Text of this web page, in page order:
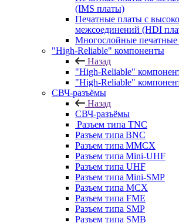
(IMS платы)
Печатные платы с
межсоединений (HDI
Многослойные
"High-Reliable" компоненты
Назад
"High-Reliable"
"High-Reliable"
СВЧ-разъёмы
Назад
СВЧ-разъёмы
Разъем типа TNC
Разъем типа BNC
Разъем типа MMCX
Разъем типа Mini-UHF
Разъем типа UHF
Разъем типа Mini-SMP
Разъем типа MCX
Разъем типа FME
Разъем типа SMP
Разъем типа SMB